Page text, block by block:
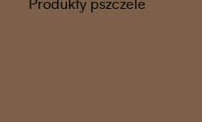
Produkty pszczele